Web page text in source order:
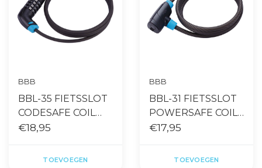
BBB
BBL-35 FIETSSLOT
CODESAFE COIL
CABLE 6MMX150CM
€18,95
TOEVOEGEN
BBB
BBL-31 FIETSSLOT
POWERSAFE COIL
CABLE 8MMX150CM
€17,95
TOEVOEGEN